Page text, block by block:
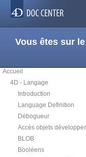
Vous êtes sur
Accueil
4D - Langage
Introduction
Language Definition
Débogueur
Accès objets
BLOB
Booléens